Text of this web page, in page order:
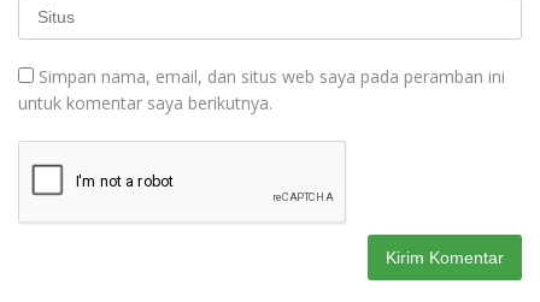
Simpan nama, email, dan situs web saya pada peramban ini
untuk komentar saya berikutnya.